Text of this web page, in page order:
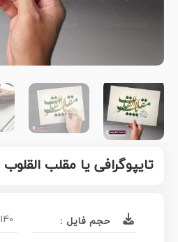
تایپوگرافی یا مقلب القلوب
حجم فایل : 140 مگابایت